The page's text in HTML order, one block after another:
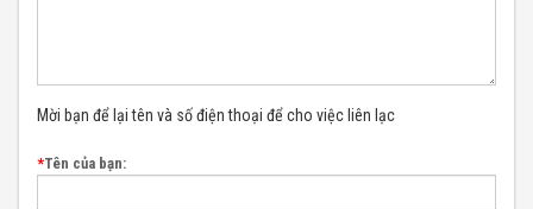
Mời bạn để lại tên và số điện thoại để cho việc liên lạc
*Tên của bạn: